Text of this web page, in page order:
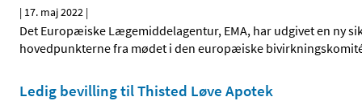
| 17. maj 2022 |
Det Europæiske Lægemiddelagentur, EMA, har udgivet en ny
hovedpunkterne fra mødet i den europæiske
Ledig bevilling til Thisted Løve Apotek